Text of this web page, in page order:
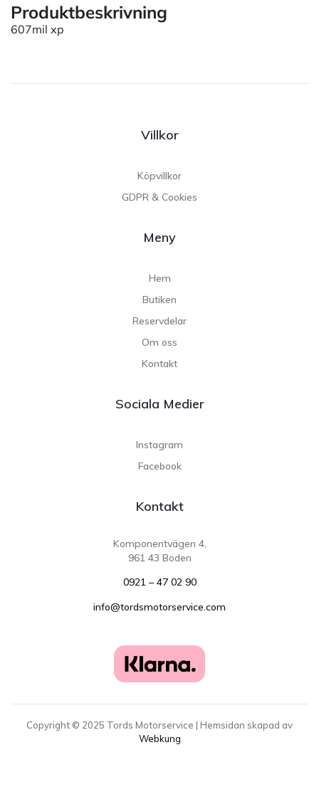
Produktbeskrivning
607mil xp
Villkor
Köpvillkor
GDPR & Cookies
Meny
Hem
Butiken
Reservdelar
Om oss
Kontakt
Sociala Medier
Instagram
Facebook
Kontakt
Komponentvägen 4,
961 43 Boden
0921 – 47 02 90
info@tordsmotorservice.com
Copyright © 2025 Tords Motorservice | Hemsidan skapad av
Webkung